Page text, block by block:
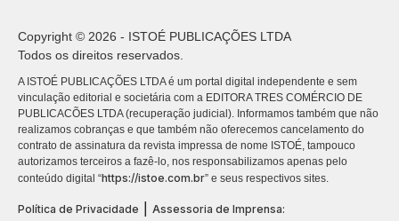
Copyright © 2026 - ISTOÉ PUBLICAÇÕES LTDA
Todos os direitos reservados.
A ISTOÉ PUBLICAÇÕES LTDA é um portal digital independente e sem
vinculação editorial e societária com a EDITORA TRES COMÉRCIO DE
PUBLICACÕES LTDA (recuperação judicial). Informamos também que não
realizamos cobranças e que também não oferecemos cancelamento do
contrato de assinatura da revista impressa de nome ISTOÉ, tampouco
autorizamos terceiros a fazê-lo, nos responsabilizamos apenas pelo
conteúdo digital “https://istoe.com.br” e seus respectivos sites.
Política de Privacidade Assessoria de Imprensa: